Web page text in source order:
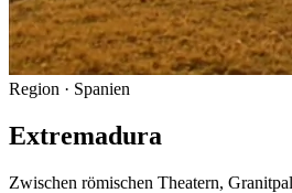
Region · Spanien
Extremadura
Zwischen römischen Theatern,